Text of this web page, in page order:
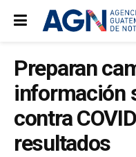
Preparan
información
contra
resultados